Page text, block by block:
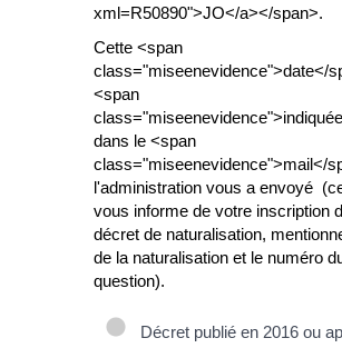
xml=R50890">JO</a></span>.
Cette <span
class="miseenevidence">date</
<span
dans le <span
class="miseenevidence">mail</
l'administration vous a envoyé
vous informe de votre inscription
décret de naturalisation,
de la naturalisation et le numéro
question).
Décret publié en 2016 ou